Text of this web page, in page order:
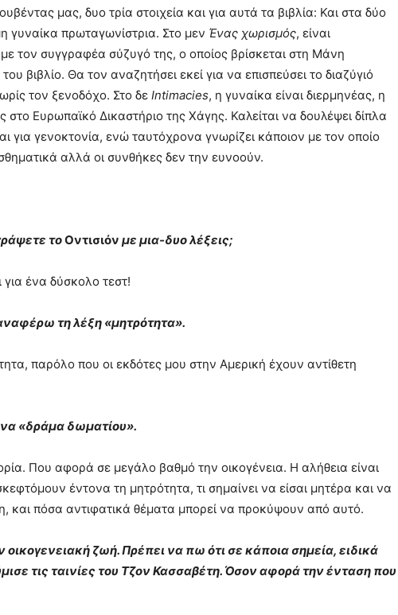
μας, δυο τρία στοιχεία και για αυτά τα βιβλία: Και στα δύο
γυναίκα πρωταγωνίστρια. Στο μεν Ένας χωρισμός, είναι
τον συγγραφέα σύζυγό της, ο οποίος βρίσκεται στη Μάνη
βιβλίο. Θα τον αναζητήσει εκεί για να επισπεύσει το διαζύγιό
τον ξενοδόχο. Στο δε Intimacies, η γυναίκα είναι διερμηνέας, η
στο Ευρωπαϊκό Δικαστήριο της Χάγης. Καλείται να δουλέψει δίπλα
για γενοκτονία, ενώ ταυτόχρονα γνωρίζει κάποιον με τον οποίο
αλλά οι συνθήκες δεν την ευνοούν.
τοΟντισιόν με μια-δυο λέξεις;
για ένα δύσκολο τεστ!
τη λέξη «μητρότητα».
παρόλο που οι εκδότες μου στην Αμερική έχουν αντίθετη
«δράμα δωματίου».
Που αφορά σε μεγάλο βαθμό την οικογένεια. Η αλήθεια είναι
έντονα τη μητρότητα, τι σημαίνει να είσαι μητέρα και να
και πόσα αντιφατικά θέματα μπορεί να προκύψουν από αυτό.
οικογενειακή ζωή. Πρέπει να πω ότι σε κάποια σημεία, ειδικά
τις ταινίες του Τζον Κασσαβέτη. Όσον αφορά την ένταση που